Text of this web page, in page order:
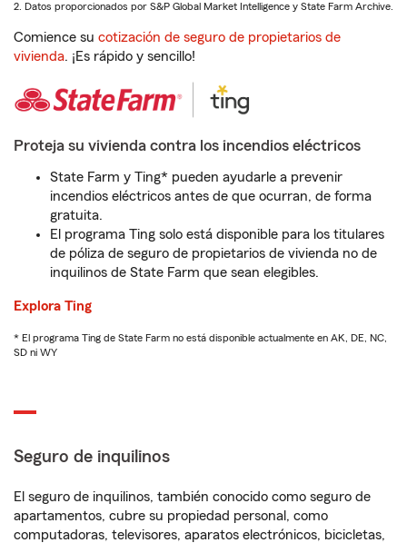
2. Datos proporcionados por S&P Global Market Intelligence y State Farm Archive.
Comience su cotización de seguro de propietarios de
vivienda. ¡Es rápido y sencillo!
Proteja su vivienda contra los incendios eléctricos
State Farm y Ting* pueden ayudarle a prevenir
incendios eléctricos antes de que ocurran, de forma
gratuita.
El programa Ting solo está disponible para los titulares
de póliza de seguro de propietarios de vivienda no de
inquilinos de State Farm que sean elegibles.
Explora Ting
* El programa Ting de State Farm no está disponible actualmente en AK, DE, NC,
SD ni WY
Seguro de inquilinos
El seguro de inquilinos, también conocido como seguro de
apartamentos, cubre su propiedad personal, como
computadoras, televisores, aparatos electrónicos, bicicletas,